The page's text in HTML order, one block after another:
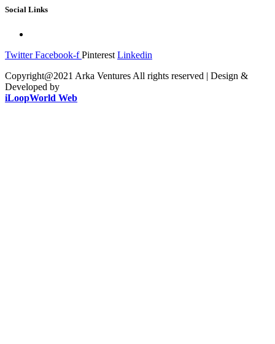
Social Links
Twitter Facebook-f Pinterest Linkedin
Copyright@2021 Arka Ventures All rights reserved | Design &
Developed by
iLoopWorld Web